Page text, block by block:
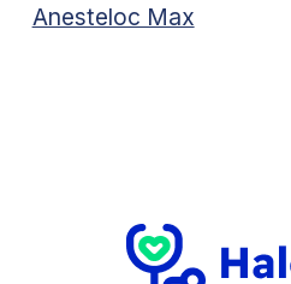
Anesteloc Max